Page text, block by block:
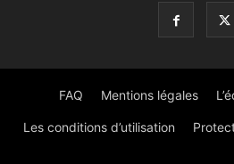
FAQ Mentions légales
Les conditions d’utilisation